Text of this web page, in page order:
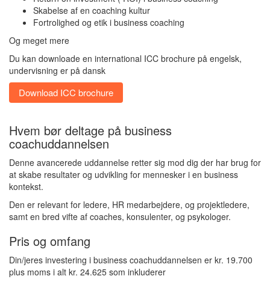
Skabelse af en coaching kultur
Fortrolighed og etik i business coaching
Og meget mere
Du kan downloade en international ICC brochure på engelsk,
undervisning er på dansk
Download ICC brochure
Hvem bør deltage på business
coachuddannelsen
Denne avancerede uddannelse retter sig mod dig der har brug for
at skabe resultater og udvikling for mennesker i en business
kontekst.
Den er relevant for ledere, HR medarbejdere, og projektledere,
samt en bred vifte af coaches, konsulenter, og psykologer.
Pris og omfang
Din/jeres investering i business coachuddannelsen er kr. 19.700
plus moms i alt kr. 24.625 som inkluderer